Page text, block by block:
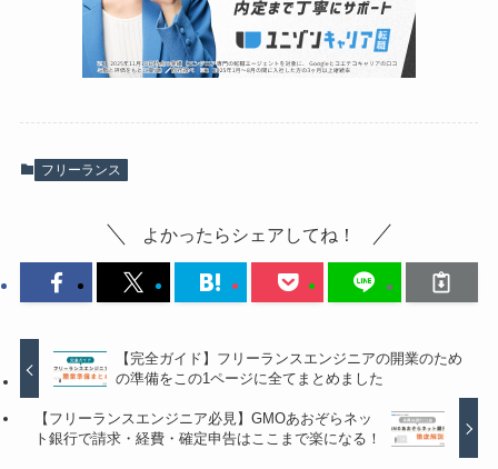
フリーランス
よかったらシェアしてね！
【完全ガイド】フリーランスエンジニアの開業のため
の準備をこの1ページに全てまとめました
【フリーランスエンジニア必見】GMOあおぞらネッ
ト銀行で請求・経費・確定申告はここまで楽になる！